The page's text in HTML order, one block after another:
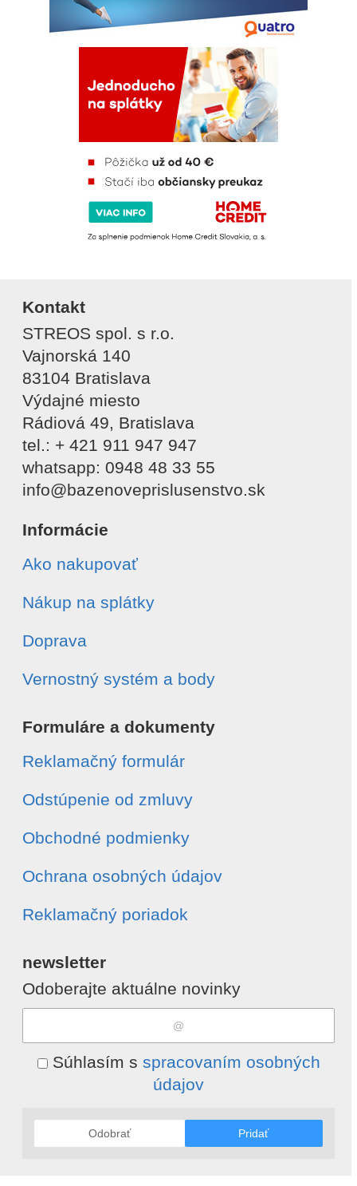
Kontakt
STREOS spol. s r.o.
Vajnorská 140
83104 Bratislava
Výdajné miesto
Rádiová 49, Bratislava
tel.: + 421 911 947 947
whatsapp: 0948 48 33 55
info@bazenoveprislusenstvo.sk
Informácie
Ako nakupovať
Nákup na splátky
Doprava
Vernostný systém a body
Formuláre a dokumenty
Reklamačný formulár
Odstúpenie od zmluvy
Obchodné podmienky
Ochrana osobných údajov
Reklamačný poriadok
newsletter
Odoberajte aktuálne novinky
Súhlasím s spracovaním osobných
údajov
Odobrať Pridať